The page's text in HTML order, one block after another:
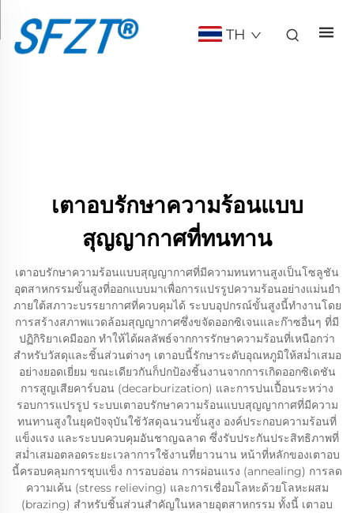
TH
เตาอบรักษาความร้อนแบบ
สุญญากาศที่ทนทาน
เตาอบรักษาความร้อนแบบสุญญากาศที่มีความทนทานสูงเป็นโซลูชัน
อุตสาหกรรมขั้นสูงที่ออกแบบมาเพื่อการแปรรูปความร้อนอย่างแม่นยำ
ภายใต้สภาวะบรรยากาศที่ควบคุมได้ ระบบอุปกรณ์ขั้นสูงนี้ทำงานโดย
การสร้างสภาพแวดล้อมสุญญากาศซึ่งขจัดออกซิเจนและก๊าซอื่นๆ ที่มี
ปฏิกิริยาเคมีออก ทำให้ได้ผลลัพธ์จากการรักษาความร้อนที่เหนือกว่า
สำหรับวัสดุและชิ้นส่วนต่างๆ เตาอบนี้รักษาระดับอุณหภูมิให้สม่ำเสมอ
อย่างยอดเยี่ยม ขณะเดียวกันก็ปกป้องชิ้นงานจากการเกิดออกซิเดชัน
การสูญเสียคาร์บอน (decarburization) และการปนเปื้อนระหว่าง
รอบการแปรรูป ระบบเตาอบรักษาความร้อนแบบสุญญากาศที่มีความ
ทนทานสูงในยุคปัจจุบันใช้วัสดุฉนวนขั้นสูง องค์ประกอบความร้อนที่
แข็งแรง และระบบควบคุมอันชาญฉลาด ซึ่งรับประกันประสิทธิภาพที่
สม่ำเสมอตลอดระยะเวลาการใช้งานที่ยาวนาน หน้าที่หลักของเตาอบ
นี้ครอบคลุมการชุบแข็ง การอบอ่อน การผ่อนแรง (annealing) การลด
ความเค้น (stress relieving) และการเชื่อมโลหะด้วยโลหะผสม
(brazing) สำหรับชิ้นส่วนสำคัญในหลายอุตสาหกรรม ทั้งนี้ เตาอบ